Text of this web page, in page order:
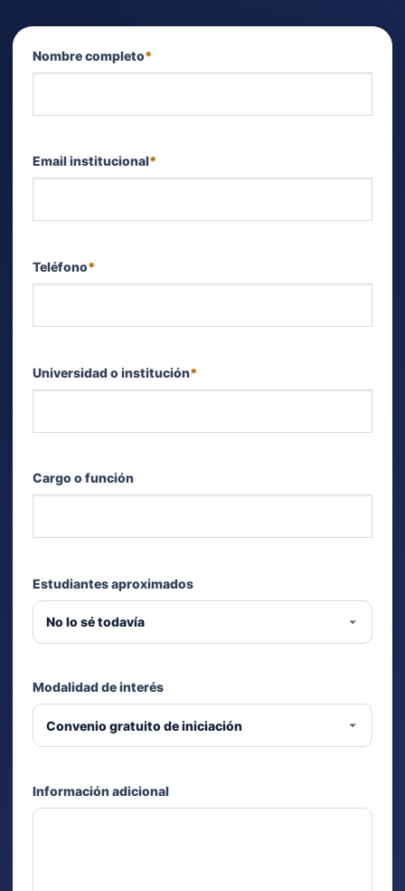
Nombre completo*
Email institucional*
Teléfono*
Universidad o institución*
Cargo o función
Estudiantes aproximados
Modalidad de interés
Información adicional